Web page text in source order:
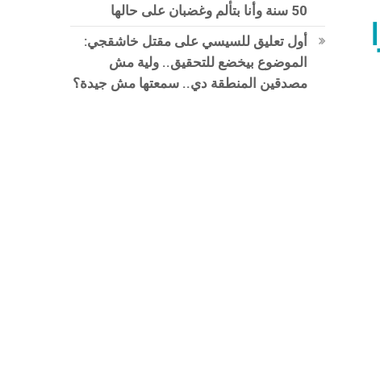
50 سنة وأنا بتألم وغضبان على حالها
أول تعليق للسيسي على مقتل خاشقجي:
الموضوع بيخضع للتحقيق.. ولية مش
مصدقين المنطقة دي.. سمعتها مش جيدة؟